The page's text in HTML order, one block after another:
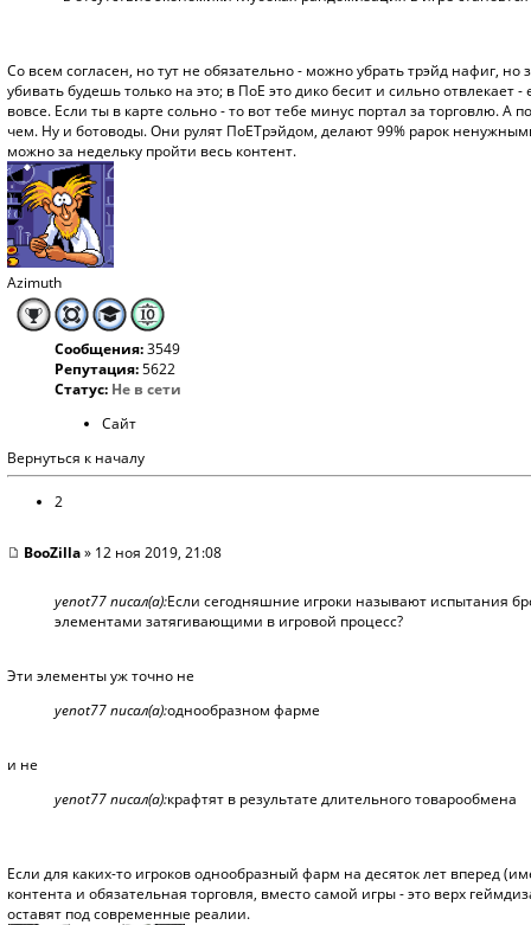
Со всем согласен, но тут не обязательно - можно убрать трэйд нафиг,
убивать будешь только на это; в ПоЕ это дико бесит и сильно
вовсе. Если ты в карте сольно - то вот тебе минус портал за торговлю.
чем. Ну и ботоводы. Они рулят ПоЕТрэйдом, делают 99% рарок
можно за недельку пройти весь контент.
Azimuth
Сообщения:3549
Репутация:5622
Статус: Не в сети
Сайт
Вернуться к началу
2
BooZilla» 12 ноя 2019, 21:08
yenot77 писал(а):Если сегодняшние игроки называют испытания
элементами затягивающими в игровой процесс?
Эти элементы уж точно не
yenot77 писал(а):однообразном фарме
и не
yenot77 писал(а):крафтят в результате длительного товарообмена
Если для каких-то игроков однообразный фарм на десяток лет вперед
контента и обязательная торговля, вместо самой игры - это верх
оставят под современные реалии.